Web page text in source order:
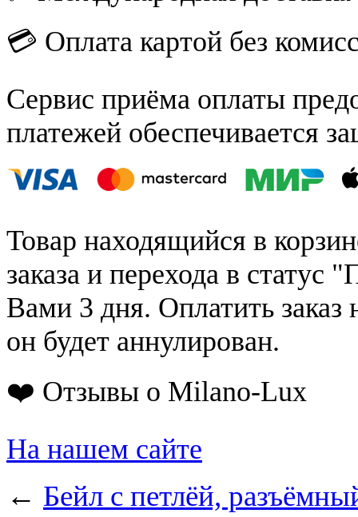
💳 Оплата картой без
Сервис приёма оплаты
платежей обеспечивается
Товар находящийся в
заказа и перехода в статус
Вами 3 дня. Оплатить заказ
он будет аннулирован.
❤️ Отзывы о Milano-Lux
На нашем сайте
← Бейл с петлёй,